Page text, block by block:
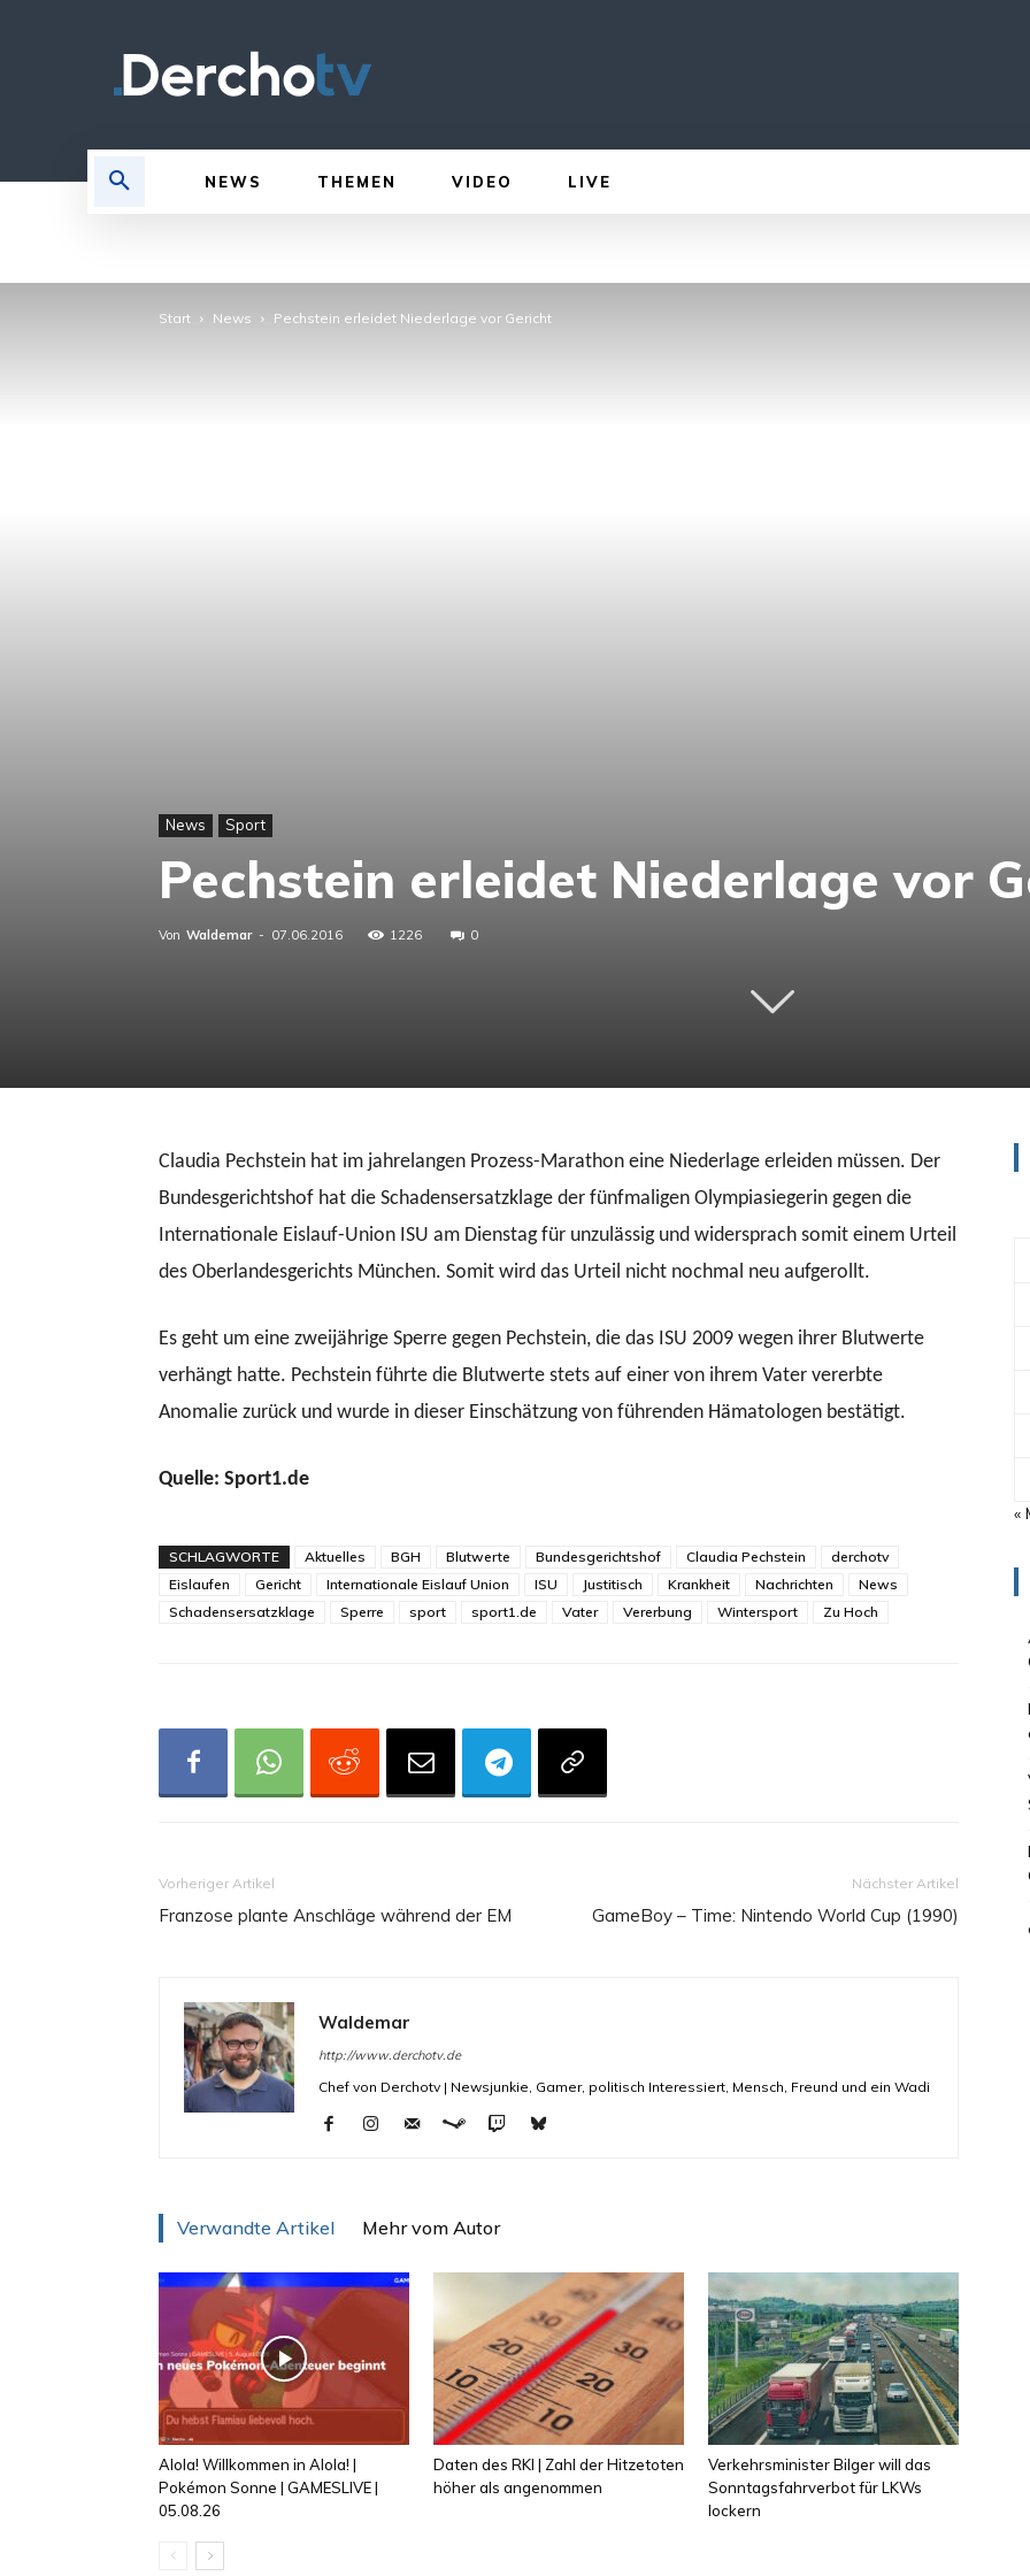
NEWS THEMEN VIDEO LIVE
Start News Pechstein erleidet Niederlage vor Gericht
News Sport
Pechstein erleidet Niederlage vor
Von Waldemar - 07.06.2016 1226 0
Claudia Pechstein hat im jahrelangen Prozess-Marathon eine Niederlage erleiden müssen. Der
Bundesgerichtshof hat die Schadensersatzklage der fünfmaligen Olympiasiegerin gegen die
Internationale Eislauf-Union ISU am Dienstag für unzulässig und widersprach somit einem Urteil
des Oberlandesgerichts München. Somit wird das Urteil nicht nochmal neu aufgerollt.
Es geht um eine zweijährige Sperre gegen Pechstein, die das ISU 2009 wegen ihrer Blutwerte
verhängt hatte. Pechstein führte die Blutwerte stets auf einer von ihrem Vater vererbte
Anomalie zurück und wurde in dieser Einschätzung von führenden Hämatologen bestätigt.
Quelle: Sport1.de
SCHLAGWORTE Aktuelles BGH Blutwerte Bundesgerichtshof Claudia Pechstein
derchotv
Eislaufen
Gericht Internationale Eislauf Union ISU Justitisch Krankheit Nachrichten
News
Schadensersatzklage
Sperre sport sport1.de Vater Vererbung Wintersport Zu Hoch
Vorheriger Artikel
Franzose plante Anschläge während der EM
Nächster Artikel
GameBoy – Time: Nintendo World Cup (1990)
Waldemar
http://www.derchotv.de
Chef von Derchotv | Newsjunkie, Gamer, politisch Interessiert, Mensch, Freund und ein Wadi
Verwandte Artikel Mehr vom Autor
Alola! Willkommen in Alola! |
Pokémon Sonne | GAMESLIVE |
05.08.26
Daten des RKI | Zahl der Hitzetoten
höher als angenommen
Verkehrsminister Bilger will das
Sonntagsfahrverbot für LKWs
lockern
«